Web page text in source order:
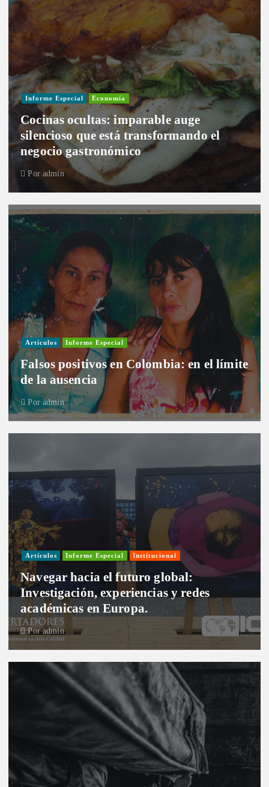
Informe Especial Economía
Cocinas ocultas: imparable auge
silencioso que está transformando el
negocio gastronómico
Por admin
Artículos Informe Especial
Falsos positivos en Colombia: en el límite
de la ausencia
Por admin
Artículos Informe Especial Institucional
Navegar hacia el futuro global:
Investigación, experiencias y redes
académicas en Europa.
Poradmin